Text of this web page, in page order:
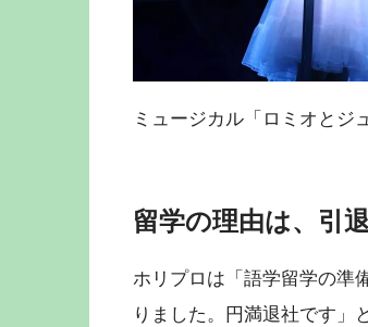
ミュージカル「ロミオとジ
留学の理由は、引
ホリプロは「語学留学の準
りました。円満退社です」